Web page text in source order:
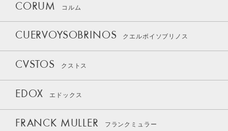
CORUM コルム
CUERVOYSOBRINOS クエルボイソブリノス
CVSTOS クストス
EDOX エドックス
FRANCK MULLER フランクミュラー